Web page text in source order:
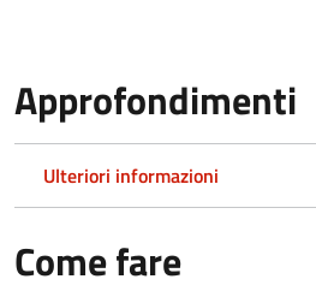
Approfondimenti
Ulteriori informazioni
Come fare